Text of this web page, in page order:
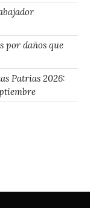
por daños que
Patrias 2026: